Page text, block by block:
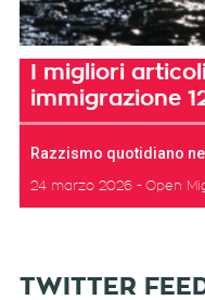
I migliori
immigrazione
Razzismo quotidiano
24 marzo 2026 Open
TWITTER